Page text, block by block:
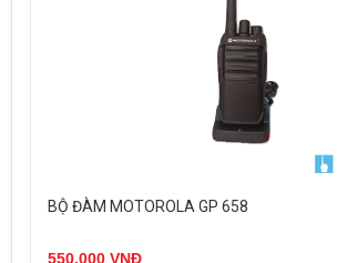
BỘ ĐÀM MOTOROLA GP 658
550.000 VNĐ